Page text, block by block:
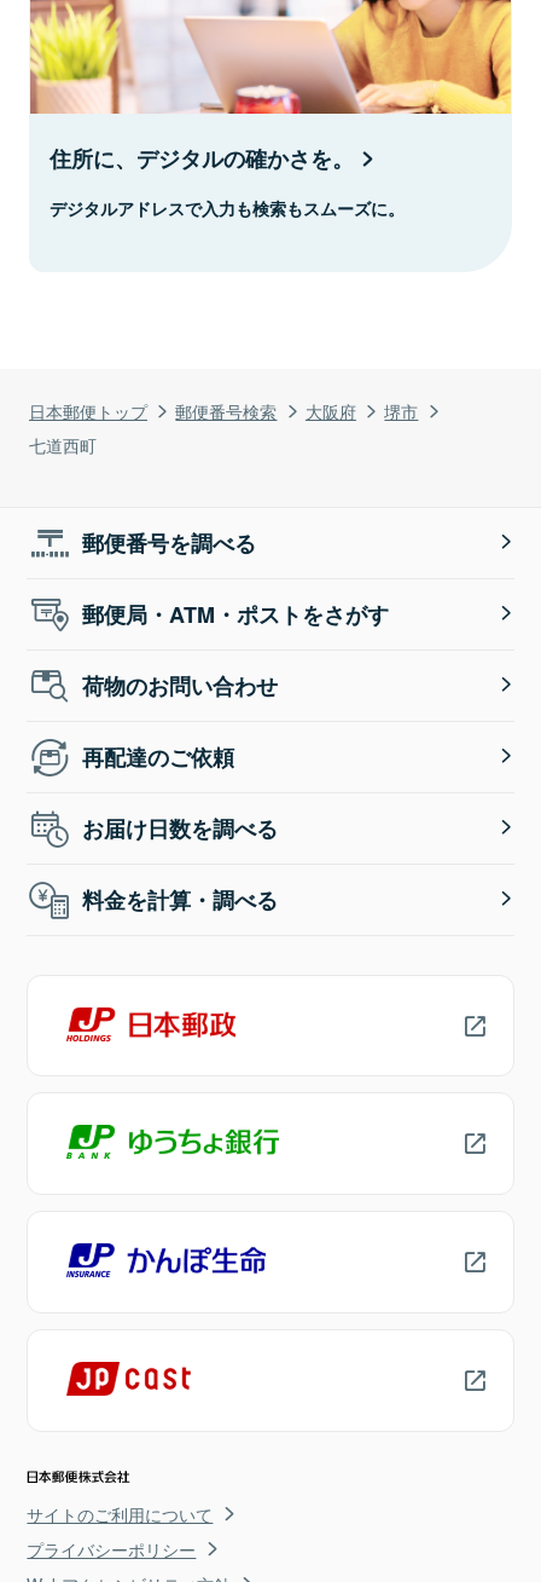
日本郵便トップ 郵便番号検索 大阪府
堺市
七道西町
住所に、デジタルの確かさを。
デジタルアドレスで入力も検索もスムーズに。
郵便番号を調べる
郵便局・ATM・ポストをさがす
荷物のお問い合わせ
再配達のご依頼
お届け日数を調べる
料金を計算・調べる
サイトのご利用について
プライバシーポリシー